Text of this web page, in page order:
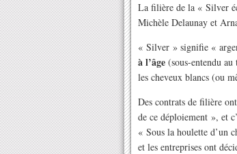
La filière de la « Silver
Michèle Delaunay et
« Silver » signifie «
à l’âge (sous-entendu
les cheveux blancs (ou
Des contrats de filière
de ce déploiement », et
« Sous la houlette d’un
et les entreprises ont